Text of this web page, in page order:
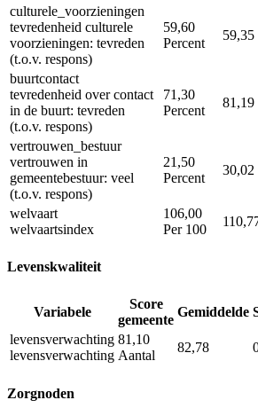
culturele_voorzieningen
tevredenheid culturele
voorzieningen: tevreden
(t.o.v. respons)
59,60
Percent
59,35
buurtcontact
tevredenheid over contact
in de buurt: tevreden
(t.o.v. respons)
71,30
Percent
81,19
vertrouwen_bestuur
vertrouwen in
gemeentebestuur: veel
(t.o.v. respons)
21,50
Percent
30,02
welvaart
welvaartsindex
106,00
Per 100
Levenskwaliteit
Variabele
Score
gemeente
Gemiddelde
levensverwachting
levensverwachting
81,10
Aantal
82,78
Zorgnoden